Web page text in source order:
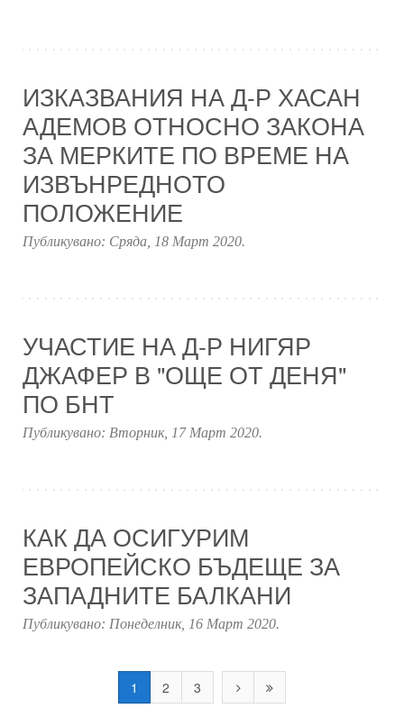
ИЗКАЗВАНИЯ НА Д-Р ХАСАН
АДЕМОВ ОТНОСНО ЗАКОНА
ЗА МЕРКИТЕ ПО ВРЕМЕ НА
ИЗВЪНРЕДНОТО
ПОЛОЖЕНИЕ
Публикувано: Сряда, 18 Март 2020.
УЧАСТИЕ НА Д-Р НИГЯР
ДЖАФЕР В "ОЩЕ ОТ ДЕНЯ"
ПО БНТ
Публикувано: Вторник, 17 Март 2020.
КАК ДА ОСИГУРИМ
ЕВРОПЕЙСКО БЪДЕЩЕ ЗА
ЗАПАДНИТЕ БАЛКАНИ
Публикувано: Понеделник, 16 Март 2020.
1 2 3